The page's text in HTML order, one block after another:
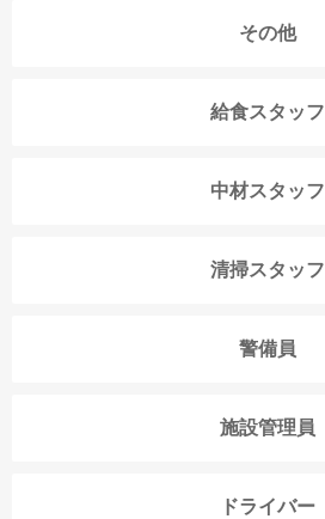
その他
給食スタッフ
中材スタッフ
清掃スタッフ
警備員
施設管理員
ドライバー